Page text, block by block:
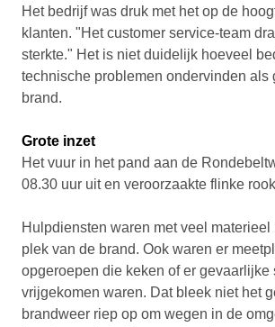
Het bedrijf was druk met het op de
klanten. "Het customer service-team
sterkte." Het is niet duidelijk hoeveel
technische problemen ondervinden als
brand.
Grote inzet
Het vuur in het pand aan de
08.30 uur uit en veroorzaakte flinke
Hulpdiensten waren met veel materieel
plek van de brand. Ook waren er
opgeroepen die keken of er gevaarlijke
vrijgekomen waren. Dat bleek niet het
brandweer riep op om wegen in de